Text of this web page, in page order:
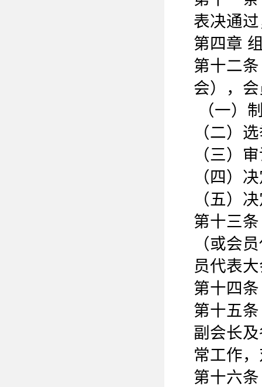
表决通
第四章
第十二
会），
（一）
（二）
（三）
（四）
（五）
第十三
（或会
员代表
第十四
第十五
副会长
常工作
第十六